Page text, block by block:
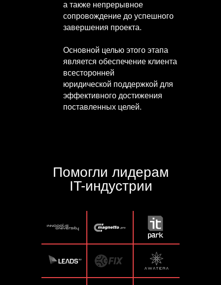
а также непрерывное
сопровождение до успешного
завершения проекта.
Основной целью этого этапа
является обеспечение клиента
всесторонней
юридической поддержкой для
эффективного достижения
поставленных целей.
Помогли лидерам
IT-индустрии